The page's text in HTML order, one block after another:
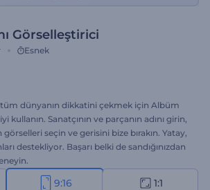
Görselleştirici
Esnek
tüm dünyanın dikkatini çekmek için Albüm
kullanın. Sanatçının ve parçanın adını girin,
seçin ve gerisini bize bırakın. Yatay,
destekliyor. Başarı belki de sandığınızdan
9:16 1:1